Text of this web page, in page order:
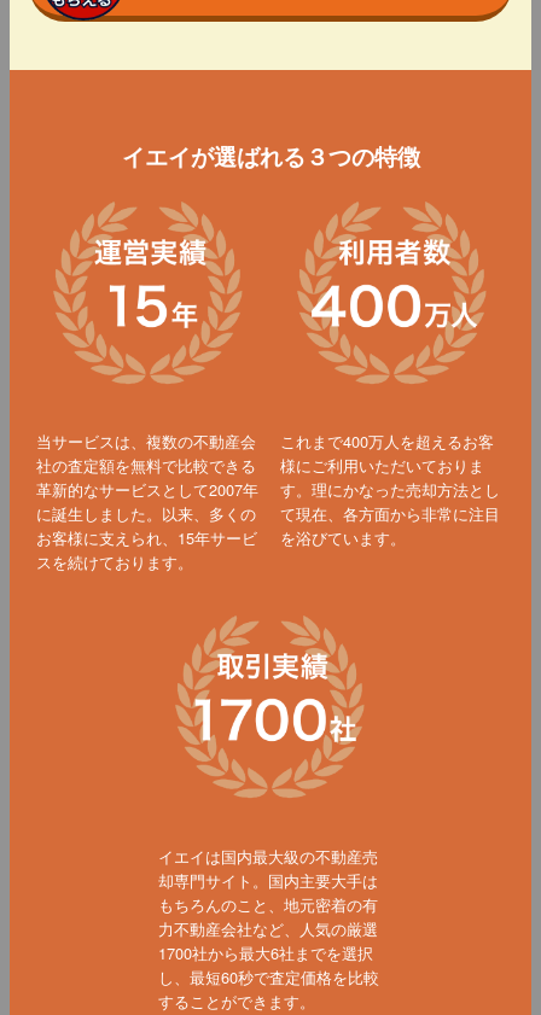
イエイが選ばれる３つの特徴
当サービスは、複数の不動産会
社の査定額を無料で比較できる
革新的なサービスとして2007年
に誕生しました。以来、多くの
お客様に支えられ、15年サービ
スを続けております。
これまで400万人を超えるお客
様にご利用いただいておりま
す。理にかなった売却方法とし
て現在、各方面から非常に注目
を浴びています。
イエイは国内最大級の不動産売
却専門サイト。国内主要大手は
もちろんのこと、地元密着の有
力不動産会社など、人気の厳選
1700社から最大6社までを選択
し、最短60秒で査定価格を比較
することができます。